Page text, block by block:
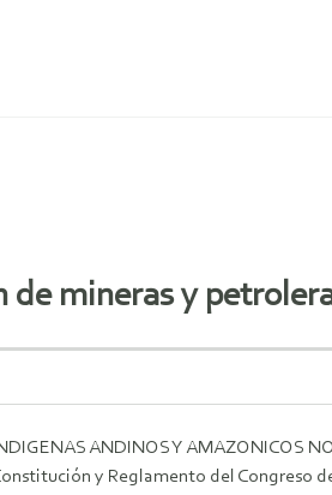
de mineras y
ANDINOS Y AMAZONICOS
y Reglamento del Congreso